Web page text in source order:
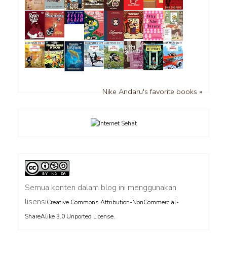
Nike Andaru's favorite books »
Semua konten dalam blog ini menggunakan
lisensiCreative Commons Attribution-NonCommercial-
ShareAlike 3.0 Unported License.